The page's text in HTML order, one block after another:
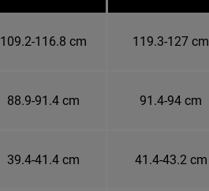
109.2-116.8 cm 119.3-127 cm
88.9-91.4 cm 91.4-94 cm
39.4-41.4 cm 41.4-43.2 cm